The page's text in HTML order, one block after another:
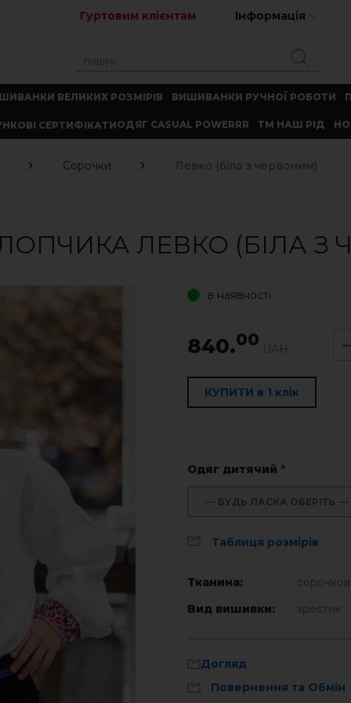
Гуртовим клієнтам Інформація
ВЕЛИКИХ РОЗМІРІВ ВИШИВАНКИ РУЧНОЇ РОБОТИ
СЕРТИФІКАТИОДЯГ CASUAL POWERRR ТМ НАШ РІД
Сорочки Левко (біла з червоним)
ЛЕВКО (БІЛА З
в наявності
840.00 UAH
КУПИТИ в 1 клік
Одяг дитячий *
--- БУДЬ ЛАСКА ОБЕРІТЬ ---
Таблиця розмірів
Тканина:
Вид вишивки:
хрестик
Догляд
Повернення та Обмін